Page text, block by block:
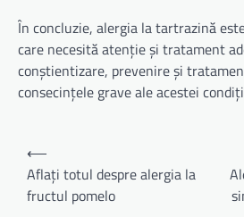
În concluzie, alergia la tartrazină
care necesită atenție și tratament
conștientizare, prevenire și
consecințele grave ale acestei
Navigare
în
articole
⟵
Aflați totul despre alergia la
fructul pomelo